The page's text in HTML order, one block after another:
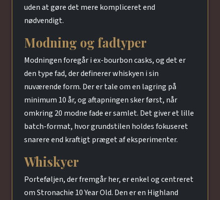
uden at gøre det mere kompliceret end
nødvendigt.
Modning og fadtyper
Modningen foregår i ex-bourbon casks, og det er
den type fad, der definerer whiskyen i sin
nuværende form. Der er tale om en lagring på
minimum 10 år, og aftapningen sker først, når
omkring 20 modne fade er samlet. Det giver et lille
batch-format, hvor grundstilen holdes fokuseret
snarere end kraftigt præget af eksperimenter.
Whiskyer
Porteføljen, der fremgår her, er enkel og centreret
om Stronachie 10 Year Old. Den er en Highland